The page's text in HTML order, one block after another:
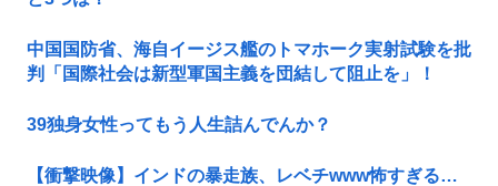
中国国防省、海自イージス艦のトマホーク実射試験を批
判「国際社会は新型軍国主義を団結して阻止を」！
39独身女性ってもう人生詰んでんか？
【衝撃映像】インドの暴走族、レベチwww怖すぎる…